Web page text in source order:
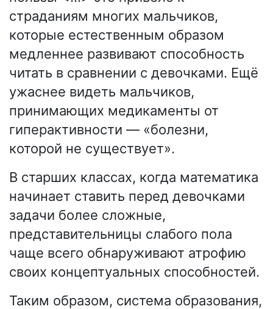
страданиям многих мальчиков,
которые естественным образом
медленнее развивают способность
читать в сравнении с девочками. Ещё
ужаснее видеть мальчиков,
принимающих медикаменты от
гиперактивности — «болезни,
которой не существует».
В старших классах, когда математика
начинает ставить перед девочками
задачи более сложные,
представительницы слабого пола
чаще всего обнаруживают атрофию
своих концептуальных способностей.
Таким образом, система образования,